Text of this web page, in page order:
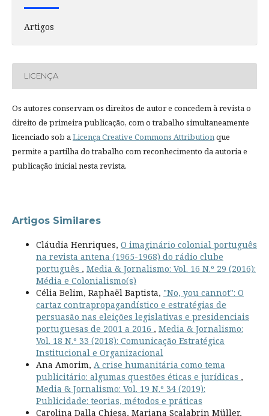
Artigos
LICENÇA
Os autores conservam os direitos de autor e concedem à revista o
direito de primeira publicação, com o trabalho simultaneamente
licenciado sob aLicença Creative Commons Attributionque
permite a partilha do trabalho com reconhecimento da autoria e
publicação inicial nesta revista.
Artigos Similares
Cláudia Henriques, O imaginário colonial português
na revista antena (1965-1968) do rádio clube
português , Media & Jornalismo: Vol. 16 N.º 29 (2016):
Média e Colonialismo(s)
Célia Belim, Raphaël Baptista, "No, you cannot": O
cartaz contrapropagandístico e estratégias de
persuasão nas eleições legislativas e presidenciais
portuguesas de 2001 a 2016 , Media & Jornalismo:
Vol. 18 N.º 33 (2018): Comunicação Estratégica
Institucional e Organizacional
Ana Amorim, A crise humanitária como tema
publicitário: algumas questões éticas e jurídicas ,
Media & Jornalismo: Vol. 19 N.º 34 (2019):
Publicidade: teorias, métodos e práticas
Carolina Dalla Chiesa, Mariana Scalabrin Müller,